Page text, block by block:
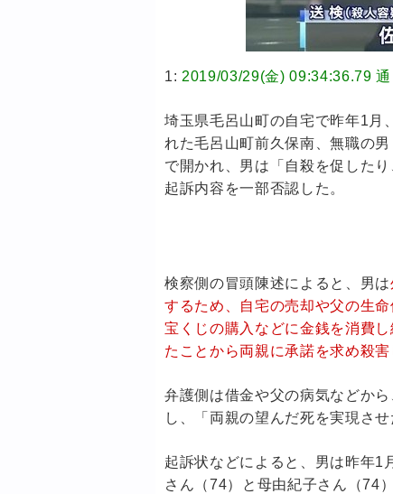
1: 2019/03/29(金) 09:34:36.79
埼玉県毛呂山町の自宅で昨年1月
れた毛呂山町前久保南、無職の
で開かれ、男は「自殺を促した
起訴内容を一部否認した。
検察側の冒頭陳述によると、男は
するため、自宅の売却や父の生
宝くじの購入などに金銭を消費
たことから両親に承諾を求め殺害
弁護側は借金や父の病気などか
し、「両親の望んだ死を実現さ
起訴状などによると、男は昨年1
さん（74）と母由紀子さん（74